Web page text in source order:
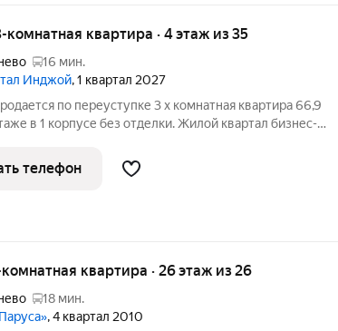
3-комнатная квартира · 4 этаж из 35
16 мин.
Инджой, 1 квартал 2027
по переуступке 3 х комнатная квартира 66,9
в 1 корпусе без отделки. Жилой квартал бизнес-
зон и парков, расположен в Войковском районе
телефон
комнатная квартира · 26 этаж из 26
18 мин.
, 4 квартал 2010